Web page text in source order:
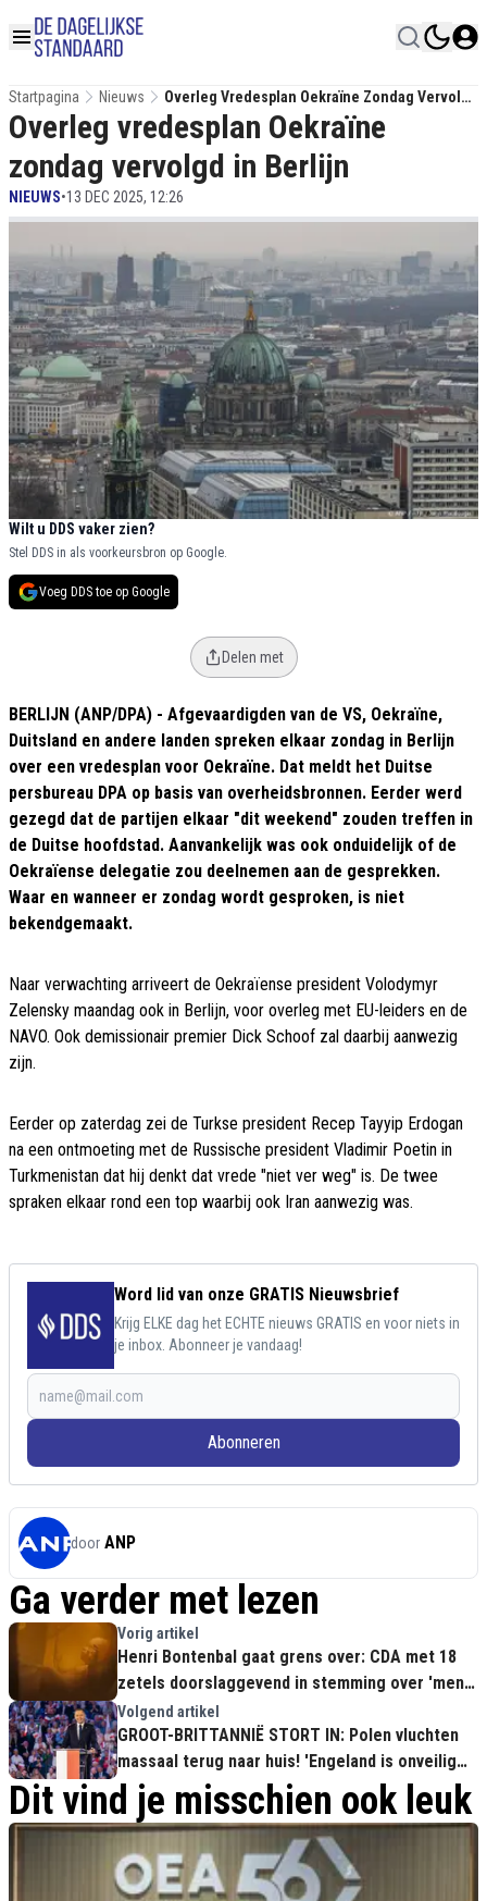
Startpagina Nieuws
Overleg Vredesplan Oekraïne Zondag Vervolgd
In Berlijn
Overleg vredesplan Oekraïne
zondag vervolgd in Berlijn
NIEUWS•13 DEC 2025, 12:26
Wilt u DDS vaker zien?
Stel DDS in als voorkeursbron op Google.
Voeg DDS toe op Google
Delen met
BERLIJN (ANP/DPA) - Afgevaardigden van de VS, Oekraïne,
Duitsland en andere landen spreken elkaar zondag in Berlijn
over een vredesplan voor Oekraïne. Dat meldt het Duitse
persbureau DPA op basis van overheidsbronnen. Eerder werd
gezegd dat de partijen elkaar "dit weekend" zouden treffen in
de Duitse hoofdstad. Aanvankelijk was ook onduidelijk of de
Oekraïense delegatie zou deelnemen aan de gesprekken.
Waar en wanneer er zondag wordt gesproken, is niet
bekendgemaakt.
Naar verwachting arriveert de Oekraïense president Volodymyr
Zelensky maandag ook in Berlijn, voor overleg met EU-leiders en de
NAVO. Ook demissionair premier Dick Schoof zal daarbij aanwezig
zijn.
Eerder op zaterdag zei de Turkse president Recep Tayyip Erdogan
na een ontmoeting met de Russische president Vladimir Poetin in
Turkmenistan dat hij denkt dat vrede "niet ver weg" is. De twee
spraken elkaar rond een top waarbij ook Iran aanwezig was.
Word lid van onze GRATIS Nieuwsbrief
Krijg ELKE dag het ECHTE nieuws GRATIS en voor niets in
je inbox. Abonneer je vandaag!
Abonneren
door ANP
Ga verder met lezen
Vorig artikel
Henri Bontenbal gaat grens over: CDA met 18
zetels doorslaggevend in stemming over 'mens
als wegwerpartikel'
Volgend artikel
GROOT-BRITTANNIË STORT IN: Polen vluchten
massaal terug naar huis! 'Engeland is onveilig
en socialistisch geworden'
Dit vind je misschien ook leuk